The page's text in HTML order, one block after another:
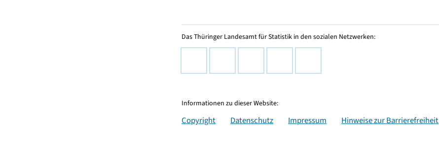
Das Thüringer Landesamt für Statistik in den sozialen Netzwerken:
Informationen zu dieser Website:
Copyright Datenschutz Impressum Hinweise zur Barrierefreiheit